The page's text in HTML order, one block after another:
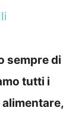
sempre di
tutti i